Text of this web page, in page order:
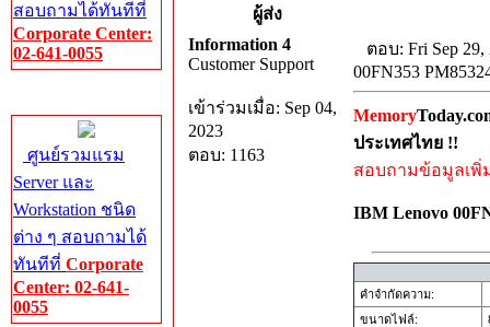
สอบถามได้ทันทีที่
Corporate Center:
02-641-0055
ศูนย์รวมแรม
Server และ
Workstation ชนิด
ต่าง ๆ สอบถามได้
ทันทีที่ Corporate
Center: 02-641-
0055
ผู้ส่ง
Information 4
Customer Support
เข้าร่วมเมื่อ: Sep 04,
2023
ตอบ: 1163
ตอบ: Fri Sep 29,
00FN353
Memory
ประเทศไทย !!
สอบถามข้อมูลเพิ่
IBM Lenovo
คำจำกัดความ:
ขนาดไฟล์: